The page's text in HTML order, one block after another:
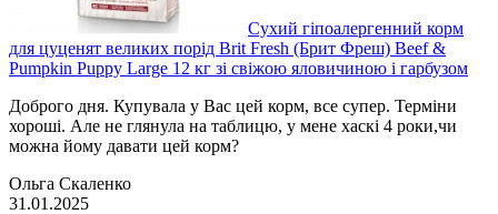
Сухий гіпоалергенний корм
для цуценят великих порід Brit Fresh (Брит Фреш) Beef &
Pumpkin Puppy Large 12 кг зі свіжою яловичиною і гарбузом
Доброго дня. Купувала у Вас цей корм, все супер. Терміни
хороші. Але не глянула на таблицю, у мене хаскі 4 роки,чи
можна йому давати цей корм?
Ольга Скаленко
31.01.2025